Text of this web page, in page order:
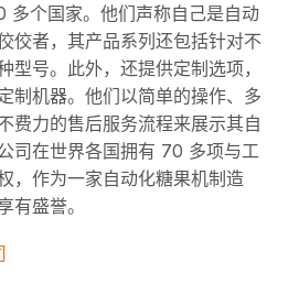
多个国家。他们声称自己是自动
佼者，其产品系列还包括针对不
型号。此外，还提供定制选项，
制机器。他们以简单的操作、多
费力的售后服务流程来展示其自
司在世界各国拥有 70 多项与工
，作为一家自动化糖果机制造
有盛誉。